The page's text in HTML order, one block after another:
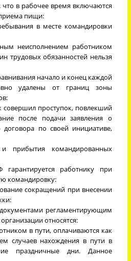
что в рабочее время включаются
пищи:
в месте командировки
неисполнением работником
трудовых обязанностей нельзя
начало и конец каждой
удалены от границ зоны
совершил проступок, повлекший
после подачи заявления о
договора по своей инициативе,
прибытия командированных
работнику при
командировку:
сокращений при внесении
регламентирующим
относятся:
в пути, оплачиваются как
случаев нахождения в пути в
праздничные дни. Данное